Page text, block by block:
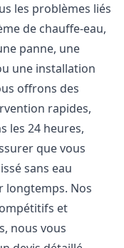
les problèmes liés
de chauffe-eau,
panne, une
une installation
offrons des
rapides,
les 24 heures,
que vous
sans eau
longtemps. Nos
et
nous vous